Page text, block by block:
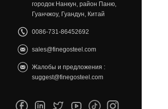
городок Нанкун, район Паню,
Гуанчжоу, Гуандун, Китай
0086-731-86452692
sales@finegosteel.com
Жалобы и предложения :
suggest@finegosteel.com